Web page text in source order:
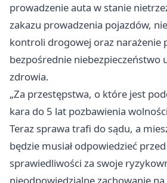
prowadzenie auta w stanie
zakazu prowadzenia pojazdów,
kontroli drogowej oraz narażenie
bezpośrednie niebezpieczeństwo
zdrowia.
„Za przestępstwa, o które jest
kara do 5 lat pozbawienia
Teraz sprawa trafi do sądu, a
będzie musiał odpowiedzieć
sprawiedliwości za swoje